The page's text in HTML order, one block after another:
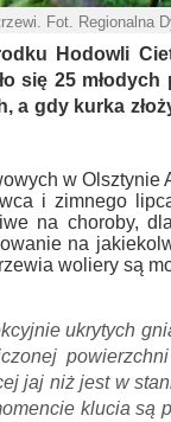
Fot. Regionalna
Hodowli
się 25
a gdy kurka
w Olsztynie
i zimnego
na choroby,
na
woliery są
ukrytych
jaj niż jest w
klucia są